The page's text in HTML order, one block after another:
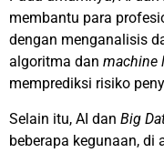
membantu para
dengan menganalisis
algoritma dan machine
memprediksi risiko
Selain itu, AI dan Big
beberapa kegunaan, di